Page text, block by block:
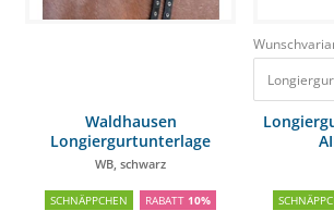
Waldhausen
Longiergurtunterlage
Memory Schaum
WB, schwarz
SCHNÄPPCHEN RABATT 10%